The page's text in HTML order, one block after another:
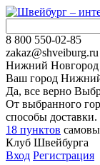
8 800 550-02-85
zakaz@shveiburg.ru
Нижний Новгород
Ваш город
Да, все верно
От выбранного
способы доставки.
18 пунктов
Клуб Швейбурга
Вход Регистрация